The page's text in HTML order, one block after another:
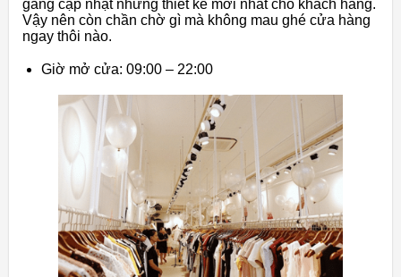
gắng cập nhật những thiết kế mới nhất cho khách hàng.
Vậy nên còn chần chờ gì mà không mau ghé cửa hàng
ngay thôi nào.
Giờ mở cửa: 09:00 – 22:00